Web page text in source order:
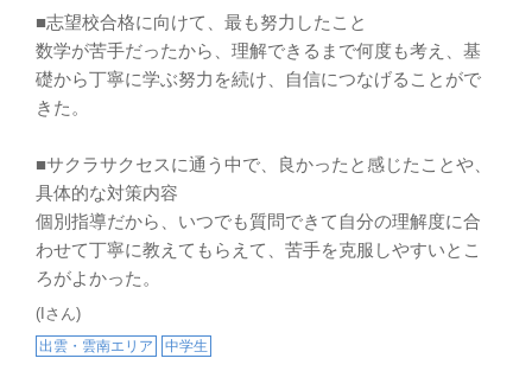
■志望校合格に向けて、最も努力したこと
数学が苦手だったから、理解できるまで何度も考え、基
礎から丁寧に学ぶ努力を続け、自信につなげることがで
きた。
■サクラサクセスに通う中で、良かったと感じたことや、
具体的な対策内容
個別指導だから、いつでも質問できて自分の理解度に合
わせて丁寧に教えてもらえて、苦手を克服しやすいとこ
ろがよかった。
(Iさん)
出雲・雲南エリア 中学生